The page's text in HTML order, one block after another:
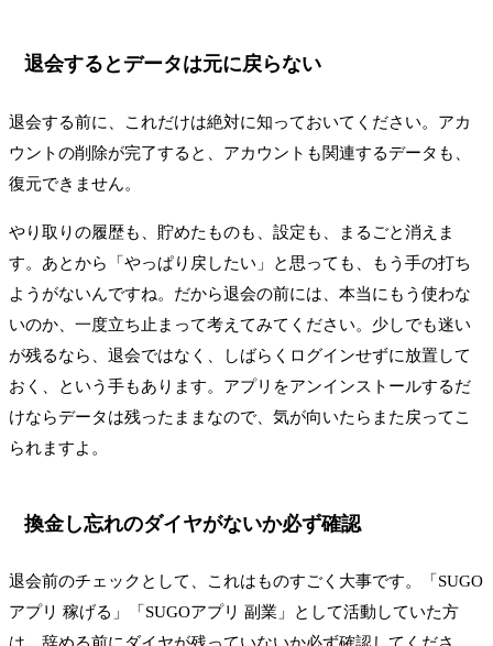
退会するとデータは元に戻らない
退会する前に、これだけは絶対に知っておいてください。アカ
ウントの削除が完了すると、アカウントも関連するデータも、
復元できません。
やり取りの履歴も、貯めたものも、設定も、まるごと消えま
す。あとから「やっぱり戻したい」と思っても、もう手の打ち
ようがないんですね。だから退会の前には、本当にもう使わな
いのか、一度立ち止まって考えてみてください。少しでも迷い
が残るなら、退会ではなく、しばらくログインせずに放置して
おく、という手もあります。アプリをアンインストールするだ
けならデータは残ったままなので、気が向いたらまた戻ってこ
られますよ。
換金し忘れのダイヤがないか必ず確認
退会前のチェックとして、これはものすごく大事です。「SUGO
アプリ 稼げる」「SUGOアプリ 副業」として活動していた方